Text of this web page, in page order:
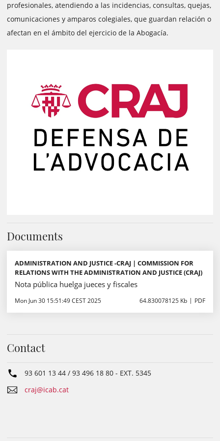
profesionales, atendiendo a las incidencias, consultas, quejas,
comunicaciones y amparos colegiales, que guardan relación o
afectan en el ámbito del ejercicio de la Abogacía.
Documents
ADMINISTRATION AND JUSTICE -CRAJ | COMMISSION FOR
RELATIONS WITH THE ADMINISTRATION AND JUSTICE (CRAJ)
Nota pública huelga jueces y fiscales
Mon Jun 30 15:51:49 CEST 2025 64.830078125 Kb PDF
Contact
93 601 13 44 / 93 496 18 80 - EXT. 5345
craj@icab.cat